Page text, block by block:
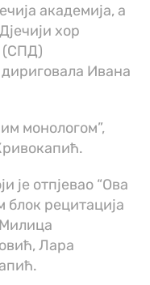
академија, а
хор
(СПД)
дириговала Ивана
монологом”,
је отпјевао “Ова
блок рецитација
Лара